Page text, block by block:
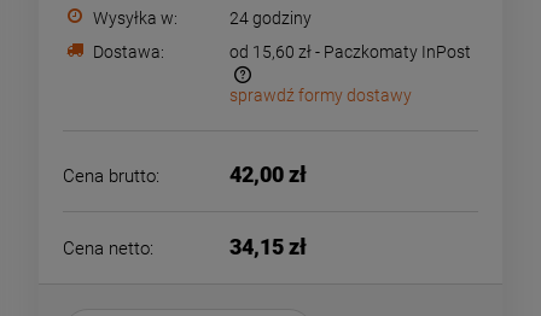
Wysyłka w:
24 godziny
Dostawa:
od 15,60 zł - Paczkomaty InPost
Cena nie zawiera ewentualnych kosztów płatności
sprawdź formy dostawy
Cena brutto: 42,00 zł
Cena netto: 34,15 zł